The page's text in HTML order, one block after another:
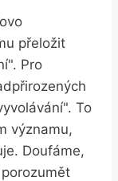
přeložit
Pro
To
významu,
Doufáme,